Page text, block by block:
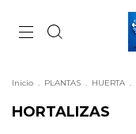
Inicio . PLANTAS . HUERTA .
HORTALIZAS